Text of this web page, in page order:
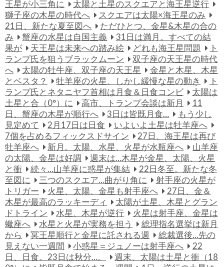
王星が小三角に
太陽と土星のスクエアと海王星逆行
獅子座の木星の時代へ
スクエアは太陽×海王星のみ
21日、新たな夏至図へ
ただひとつ、金星&木星の合の
み
蟹座の水星は自国主義
31日は満月。すべての結
果が
天王星は未来への踏み絵 どれも海王星問題
ト
ランプ氏を狙うブラックムーン
双子座の天王星の時代
へ
太陽の牡牛座、双子座の天王星
金星と木星、木星
とベスタ？
牡羊座の火星、しかし緩慢な星の動き
ト
ランプ氏とネタニヤフ首相は月食＆日食コンビ
太陽は
土星と合（0°）に
高市、トランプ会談は新月
11
日、蟹座の木星が順行へ
3日は皆既月食…
もう少し
見定めて
2月17日は日食
いよいよ土星は牡羊座へ
7個を占めるフィックスドサイン
27日、海王星は再び
牡羊座へ
新月。太陽、水星、火星が水瓶座へ
山羊座
の太陽、金星は好調
週末は…木星が金星、太陽、火星
と衝
続々…山羊座に惑星が集結
22日冬至。新たな冬
至図に
三つのスクエア…曲がり角に
射手座の火星が
トリガー
火星、太陽、金星も射手座へ
27日、金＆
木星が最高のラッキーディ
太陽が土星、木星とグラン
ドトライン
水星、木星が逆行
火星は射手座、金星は
蠍座へ
水星と火星が実務を担う
総理指名選挙は新月
から
冥王星順行と金星に託される週
総裁選後…先の
見えない一週間
小惑星＝ジュノーは射手座へ
22
日、日食。23日は秋分…。
週末、太陽は土星と衝（18